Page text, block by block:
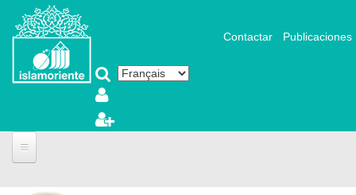
Aller au contenu principal
Contactar Publicaciones